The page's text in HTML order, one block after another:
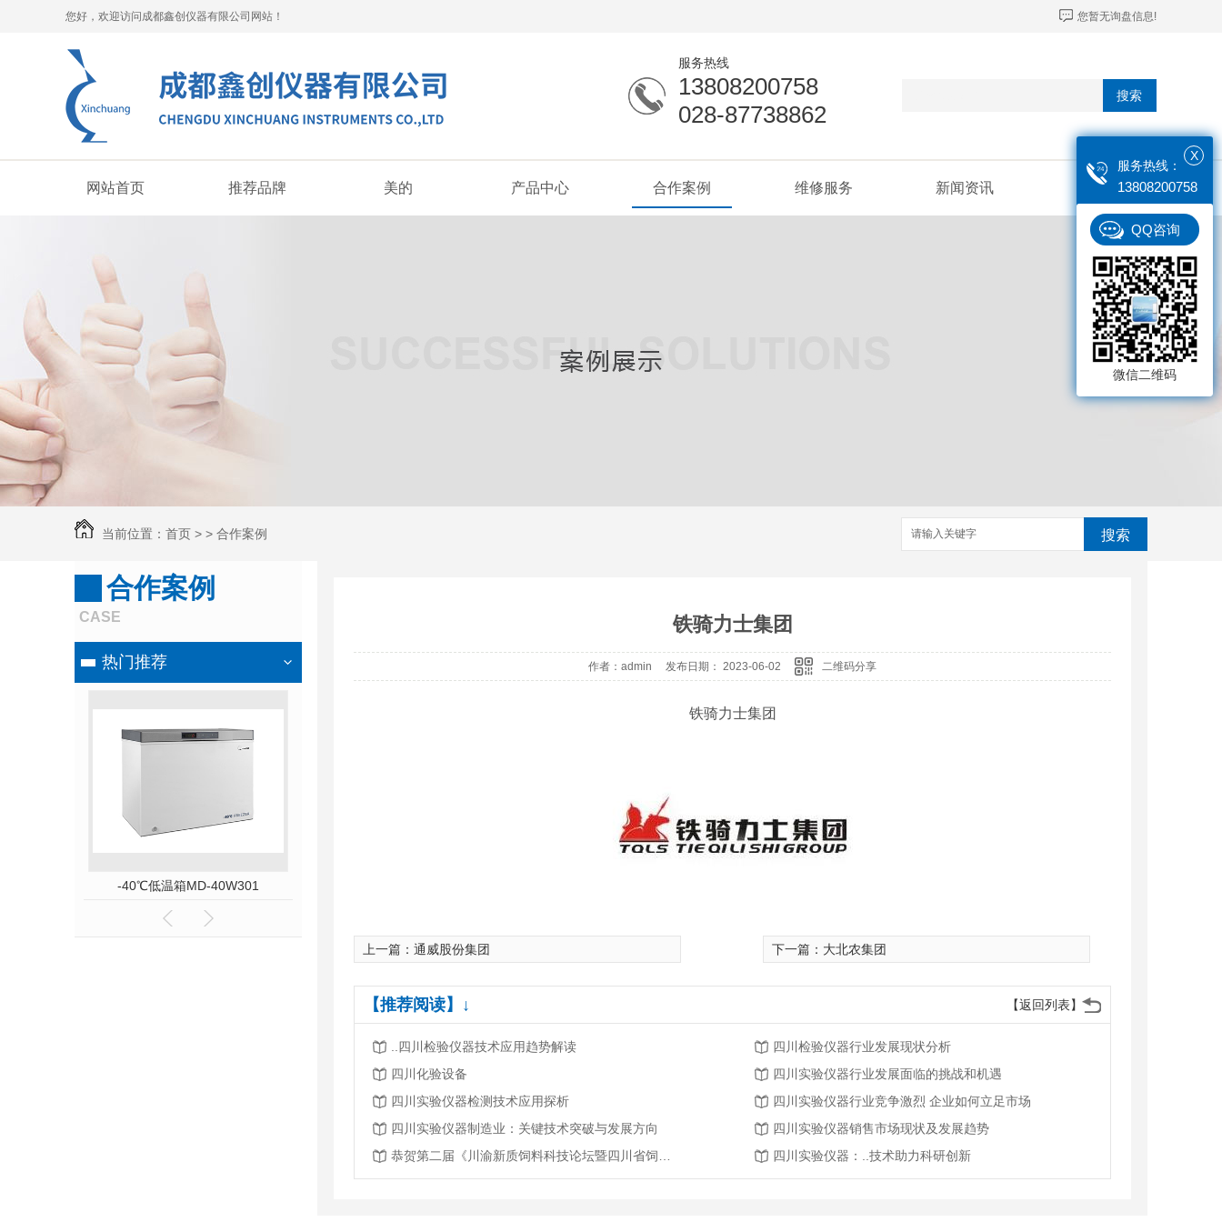
您好，欢迎访问成都鑫创仪器有限公司网站！ 您暂无询盘信息!
服务热线
13808200758
028-87738862
搜索
网站首页 推荐品牌 美的 产品中心 合作案例 维修服务 新闻资讯 联系我们
当前位置： 首页 > > 合作案例 搜索
合作案例
CASE
热门推荐
-40℃低温箱MD-40W301
铁骑力士集团
作者：admin 发布日期： 2023-06-02 二维码分享
铁骑力士集团
上一篇： 通威股份集团 下一篇： 大北农集团
【返回列表】
【推荐阅读】↓
..四川检验仪器技术应用趋势解读
四川检验仪器行业发展现状分析
四川化验设备
四川实验仪器行业发展面临的挑战和机遇
四川实验仪器检测技术应用探析
四川实验仪器行业竞争激烈 企业如何立足市场
四川实验仪器制造业：关键技术突破与发展方向
四川实验仪器销售市场现状及发展趋势
四川实验仪器：..技术助力科研创新
X
服务热线：
13808200758
QQ咨询
微信二维码